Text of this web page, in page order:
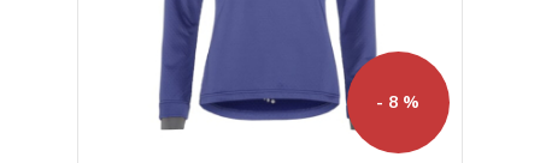
- 8 %